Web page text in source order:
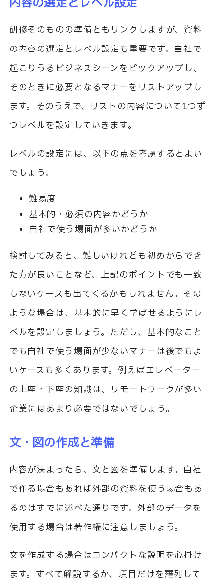
研修そのものの準備ともリンクしますが、資料
の内容の選定とレベル設定も重要です。自社で
起こりうるビジネスシーンをピックアップし、
そのときに必要となるマナーをリストアップし
ます。そのうえで、リストの内容について1つず
つレベルを設定していきます。
レベルの設定には、以下の点を考慮するとよい
でしょう。
難易度
基本的・必須の内容かどうか
自社で使う場面が多いかどうか
検討してみると、難しいけれども初めからでき
た方が良いことなど、上記のポイントでも一致
しないケースも出てくるかもしれません。その
ような場合は、基本的に早く学ばせるようにレ
ベルを設定しましょう。ただし、基本的なこと
でも自社で使う場面が少ないマナーは後でもよ
いケースも多くあります。例えばエレベーター
の上座・下座の知識は、リモートワークが多い
企業にはあまり必要ではないでしょう。
文・図の作成と準備
内容が決まったら、文と図を準備します。自社
で作る場合もあれば外部の資料を使う場合もあ
るのはすでに述べた通りです。外部のデータを
使用する場合は著作権に注意しましょう。
文を作成する場合はコンパクトな説明を心掛け
ます。すべて解説するか、項目だけを羅列して